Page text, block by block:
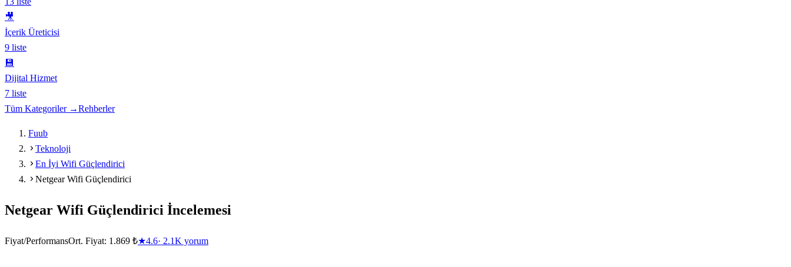
🎥
İçerik Üreticisi
9 liste
💾
Dijital Hizmet
7 liste
Tüm Kategoriler →Rehberler
Fuub
Teknoloji
En İyi Wifi Güçlendirici
Netgear Wifi Güçlendirici
Netgear Wifi Güçlendirici İncelemesi
Fiyat/PerformansOrt. Fiyat: 1.869 ₺★4.6· 2.1K yorum